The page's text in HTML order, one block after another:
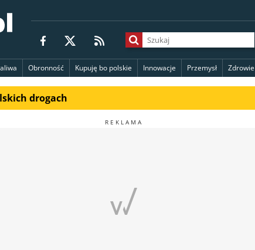
Obronność Kupuję bo polskie Innowacje Przemysł Zdrowie
drogach